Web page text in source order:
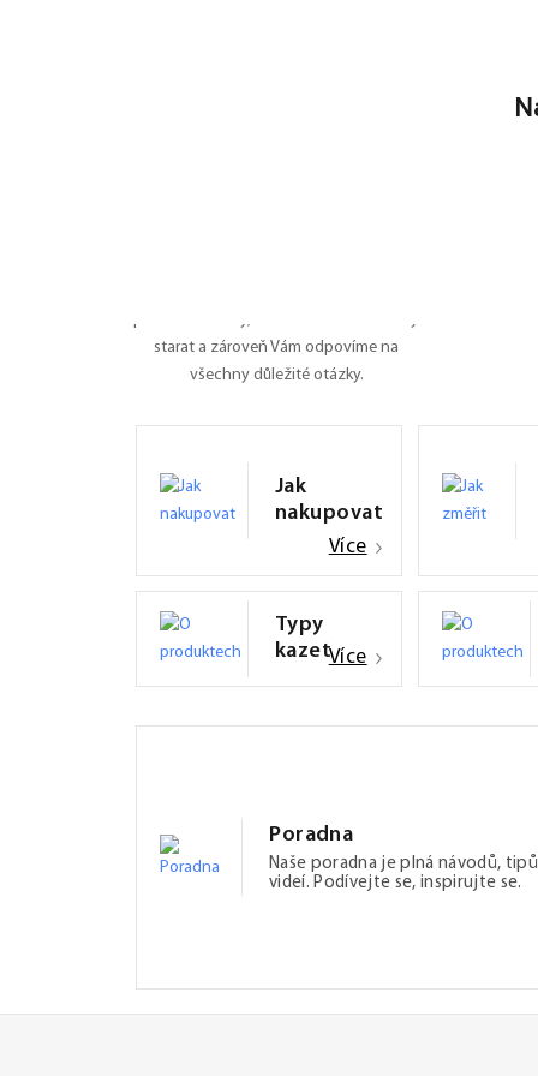
pro Vás manuály, naučíme Vás se o rolety
starat a zároveň Vám odpovíme na
všechny důležité otázky.
Jak
nakupovat
Více
Typy
kazetVíce
Poradna
Naše poradna je plná návodů,
videí. Podívejte se, inspirujte se.